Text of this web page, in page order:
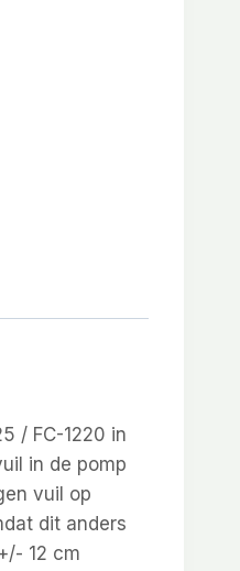
/ FC-1220 in
in de pomp
vuil op
dit anders
12 cm